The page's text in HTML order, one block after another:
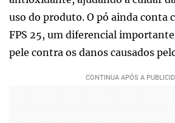
uso do produto. O pó ainda conta
FPS 25, um diferencial
pele contra os danos causados